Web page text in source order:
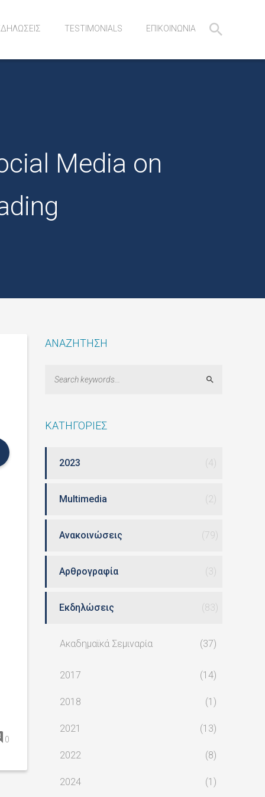
TESTIMONIALS ΕΠΙΚΟΙΝΩΝΙΑ
Media on
0
ΑΝΑΖΗΤΗΣΗ
Search
ΚΑΤΗΓΟΡΙΕΣ
2023 (4)
Multimedia (2)
Ανακοινώσεις (79)
Αρθρογραφία (3)
Εκδηλώσεις (83)
Ακαδημαϊκά Σεμιναρία (37)
2017 (14)
2018 (1)
2021 (13)
2022 (8)
2024 (1)